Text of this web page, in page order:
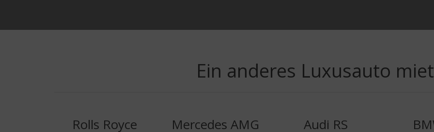
Ein anderes Luxusauto
Rolls Royce
Mercedes AMG
Audi RS